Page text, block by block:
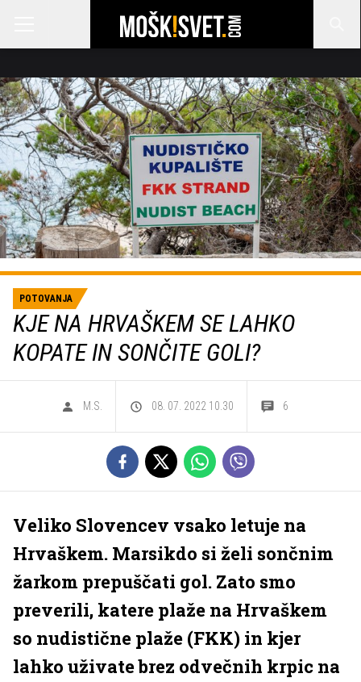
POTOVANJA
KJE NA HRVAŠKEM SE LAHKO
KOPATE IN SONČITE GOLI?
M.S. 08. 07. 2022 10.30 6
Veliko Slovencev vsako letuje na
Hrvaškem. Marsikdo si želi sončnim
žarkom prepuščati gol. Zato smo
preverili, katere plaže na Hrvaškem
so nudistične plaže (FKK) in kjer
lahko uživate brez odvečnih krpic na